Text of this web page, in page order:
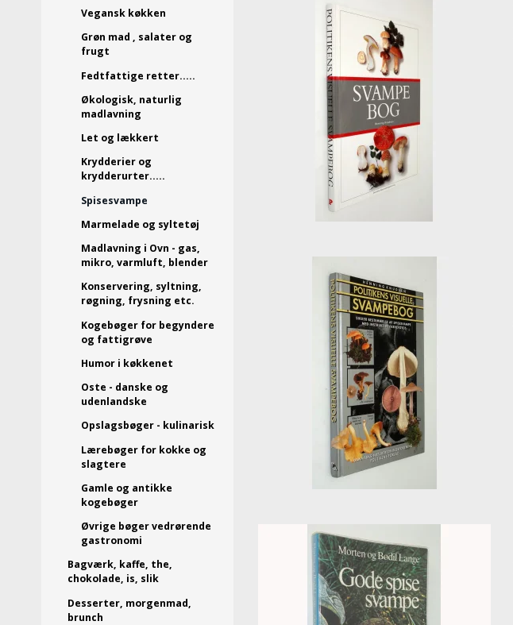
Vegansk køkken
Grøn mad , salater og
frugt
Fedtfattige retter.....
Økologisk, naturlig
madlavning
Let og lækkert
Krydderier og
krydderurter.....
Spisesvampe
Marmelade og syltetøj
Madlavning i Ovn - gas,
mikro, varmluft, blender
Konservering, syltning,
røgning, frysning etc.
Kogebøger for begyndere
og fattigrøve
Humor i køkkenet
Oste - danske og
udenlandske
Opslagsbøger - kulinarisk
Lærebøger for kokke og
slagtere
Gamle og antikke
kogebøger
Øvrige bøger vedrørende
gastronomi
Bagværk, kaffe, the,
chokolade, is, slik
Desserter, morgenmad,
brunch